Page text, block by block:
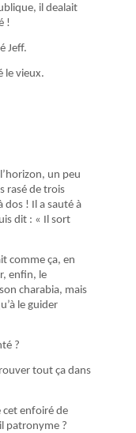
il dealait
!
Jeff.
le vieux.
un peu
rasé de trois
dos ! Il a sauté à
dit : « Il sort
comme ça, en
enfin, le
charabia, mais
le guider
?
tout ça dans
cet enfoiré de
patronyme ?